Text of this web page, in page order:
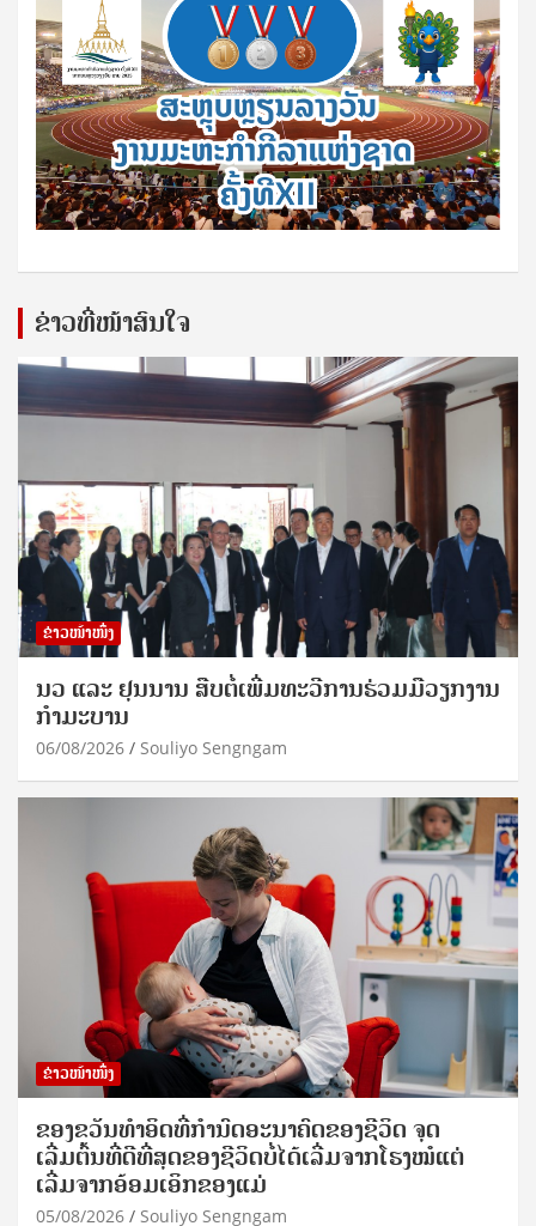
ຂ່າວທີ່ໜ້າສົນໃຈ
ຂ່າວໜ້າໜຶ່ງ
ນວ ແລະ ຢຸນນານ ສືບຕໍ່ເພີ່ມທະວີການຮ່ວມມືວຽກງານ
ກຳມະບານ
06/08/2026 Souliyo Sengngam
ຂ່າວໜ້າໜຶ່ງ
ຂອງຂວັນທໍາອິດທີ່ກໍານົດອະນາຄົດຂອງຊີວິດ ຈຸດ
ເລີ່ມຕົ້ນທີ່ດີທີ່ສຸດຂອງຊີວິດບໍ່ໄດ້ເລີ່ມຈາກໂຮງໝໍແຕ່
ເລີ່ມຈາກອ້ອມເອິກຂອງແມ່
05/08/2026 Souliyo Sengngam